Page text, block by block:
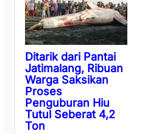
Ditarik dari Pantai
Jatimalang, Ribuan
Warga Saksikan
Proses
Penguburan Hiu
Tutul Seberat 4,2
Ton